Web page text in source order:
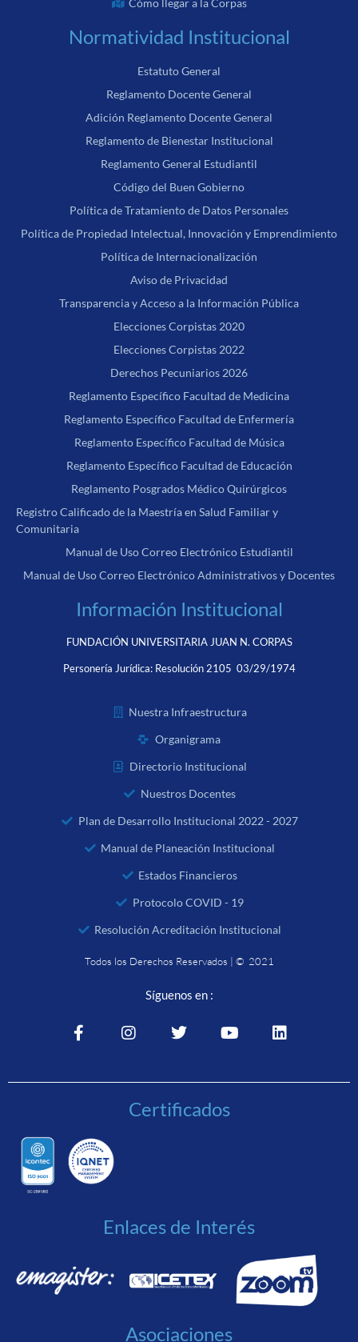
Normatividad Institucional
Estatuto General
Reglamento Docente General
Adición Reglamento Docente General
Reglamento de Bienestar Institucional
Reglamento General Estudiantil
Código del Buen Gobierno
Política de Tratamiento de Datos Personales
Política de Propiedad Intelectual, Innovación y Emprendimiento
Política de Internacionalización
Aviso de Privacidad
Transparencia y Acceso a la Información Pública
Elecciones Corpistas 2020
Elecciones Corpistas 2022
Derechos Pecuniarios 2026
Reglamento Específico Facultad de Medicina
Reglamento Específico Facultad de Enfermería
Reglamento Específico Facultad de Música
Reglamento Específico Facultad de Educación
Reglamento Posgrados Médico Quirúrgicos
Registro Calificado de la Maestría en Salud Familiar y
Comunitaria
Manual de Uso Correo Electrónico Estudiantil
Manual de Uso Correo Electrónico Administrativos y Docentes
Información Institucional
FUNDACIÓN UNIVERSITARIA JUAN N. CORPAS
Personería Jurídica: Resolución 2105 03/29/1974
Nuestra Infraestructura
Organigrama
Directorio Institucional
Nuestros Docentes
Plan de Desarrollo Institucional 2022 - 2027
Manual de Planeación Institucional
Estados Financieros
Protocolo COVID - 19
Resolución Acreditación Institucional
Todos los Derechos Reservados | © 2021
Síguenos en :
Certificados
Enlaces de Interés
Asociaciones